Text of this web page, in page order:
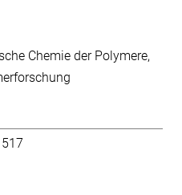
Chemie der Polymere